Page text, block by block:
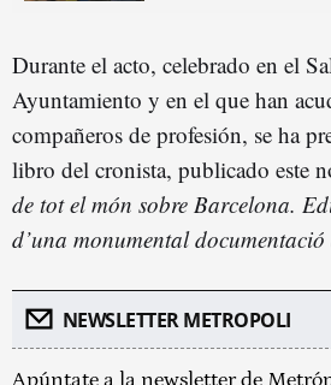
Durante el acto, celebrado en el
Ayuntamiento y en el que han
compañeros de profesión, se ha
libro del cronista, publicado este
de tot el món sobre Barcelona.
d’una monumental documentació
NEWSLETTER METROPOLI
Apúntate a la newsletter de